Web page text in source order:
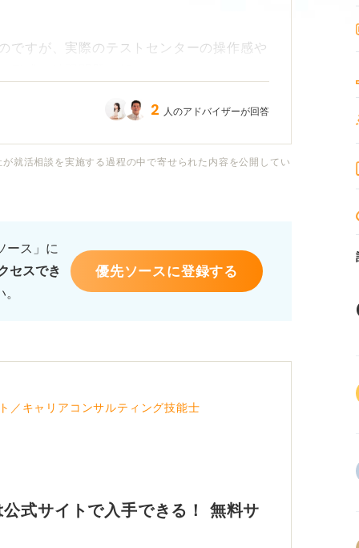
ですが、実際のテストセンターの操作感や
習問題サイト」や「模擬テスト」といった
けて良いか迷っています。
できるサイトや、本番さながらの模擬試験
ださい。
2 人のアドバイザーが回答
就活相談を実施する過程の中で寄せられた内容を公開してい
ース」に
セスでき
優先ソースに登録する
／キャリアコンサルティング技能士
式サイトで入手できる！ 無料サ